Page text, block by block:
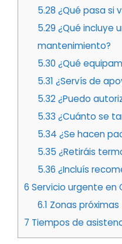
5.28 ¿Qué pasa si
5.29 ¿Qué incluye
mantenimiento?
5.30 ¿Qué
5.31 ¿Servís de
5.32¿Puedo
5.33 ¿Cuánto se
5.34 ¿Se hacen
5.35 ¿Retiráis
5.36 ¿Incluís
6 Servicio urgente en
6.1 Zonas próximas
7 Tiempos de